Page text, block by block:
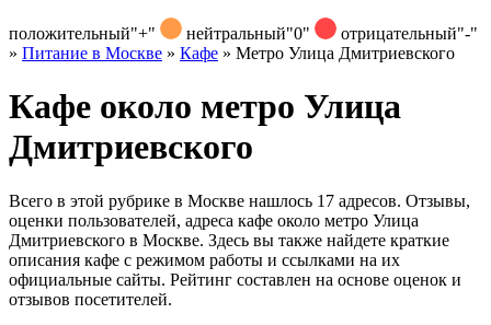
положительный"+" нейтральный"0" отрицательный"-"
» Питание в Москве » Кафе » Метро Улица Дмитриевского
Кафе около метро Улица
Дмитриевского
Всего в этой рубрике в Москве нашлось 17 адресов. Отзывы,
оценки пользователей, адреса кафе около метро Улица
Дмитриевского в Москве. Здесь вы также найдете краткие
описания кафе с режимом работы и ссылками на их
официальные сайты. Рейтинг составлен на основе оценок и
отзывов посетителей.